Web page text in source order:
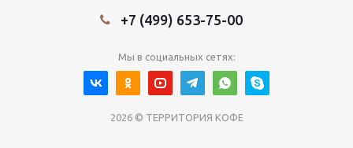
+7 (499) 653-75-00
Мы в социальных сетях:
2026 © ТЕРРИТОРИЯ КОФЕ